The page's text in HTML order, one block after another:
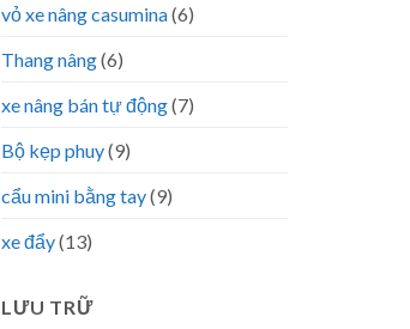
vỏ xe nâng casumina(6)
Thang nâng(6)
xe nâng bán tự động(7)
Bộ kẹp phuy(9)
cẩu mini bằng tay(9)
xe đẩy(13)
LƯU TRỮ